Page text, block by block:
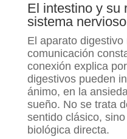
El intestino y su
sistema nervioso
El aparato
comunicación
conexión explica
digestivos pueden
ánimo, en la
sueño. No se trata
sentido clásico,
biológica directa.